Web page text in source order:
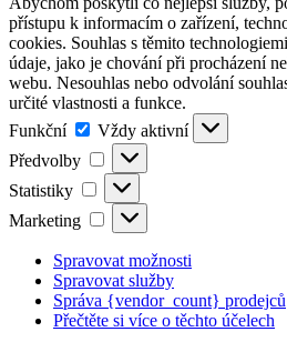
přístupu k informacím o zařízení,
cookies. Souhlas s těmito
údaje, jako je chování při procházení
webu. Nesouhlas nebo odvolání
určité vlastnosti a funkce.
Funkční
Funkční
Vždy aktivní
Předvolby
Předvolby
Statistiky Statistiky
Marketing Marketing
Spravovat možnosti
Spravovat služby
Správa {vendor_count} prodejců
Přečtěte si více o těchto účelech